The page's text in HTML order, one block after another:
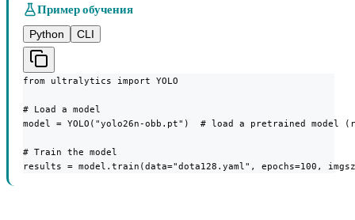
Пример обучения
Python
CLI
from ultralytics import YOLO
# Load a model
model = YOLO("yolo26n-obb.pt")  # load a pretrained model
# Train the model
results = model.train(data="dota128.yaml", epochs=100,